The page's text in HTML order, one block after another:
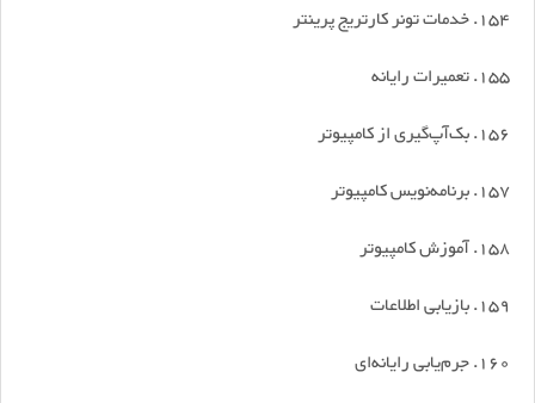
154. خدمات تونر کارتریج پرینتر
155. تعمیرات رایانه
156. بک‌آپ‌گیری از کامپیوتر
157. برنامه‌نویس کامپیوتر
158. آموزش کامپیوتر
159. بازیابی اطلاعات
160. جرم‌یابی رایانه‌ای